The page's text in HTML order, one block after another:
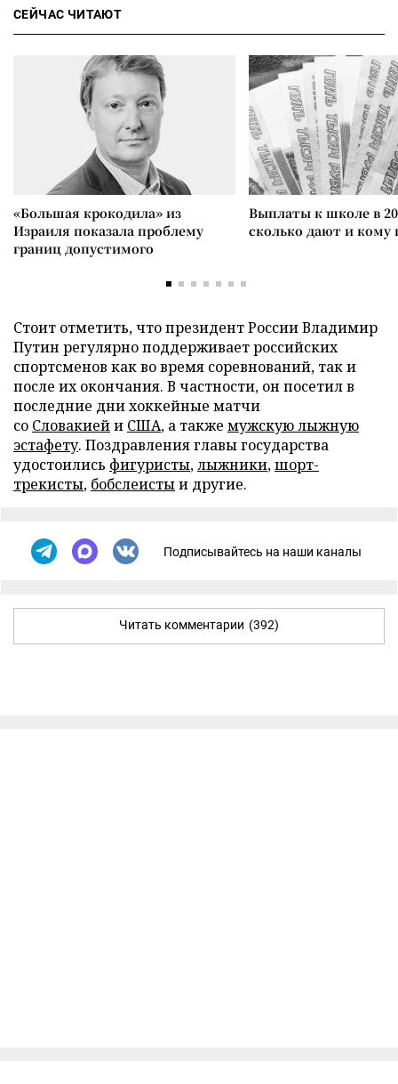
СЕЙЧАС ЧИТАЮТ
«Большая крокодила» из
Израиля показала проблему
границ допустимого
Выплаты к школе в
сколько дают и
Стоит отметить, что президент России Владимир
Путин регулярно поддерживает российских
спортсменов как во время соревнований, так и
после их окончания. В частности, он посетил в
последние дни хоккейные матчи
со Словакиейи США, а также мужскую лыжную
эстафету. Поздравления главы государства
удостоились фигуристы,лыжники,шорт-
трекисты, бобслеистыи другие.
Подписывайтесь на наши каналы
Читать комментарии (392)